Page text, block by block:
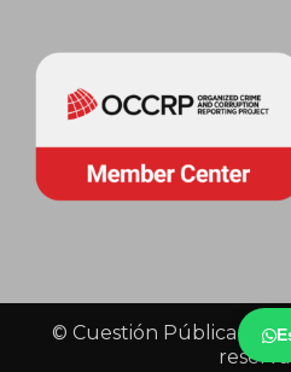
© Cuestión Pública